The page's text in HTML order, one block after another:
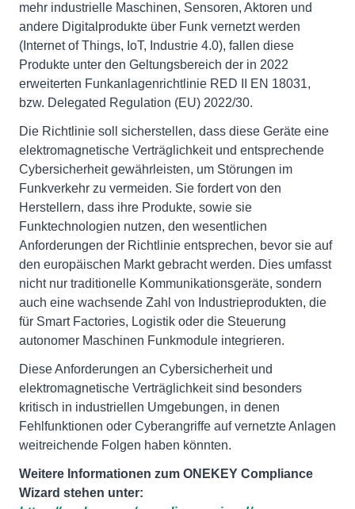
mehr industrielle Maschinen, Sensoren, Aktoren und
andere Digitalprodukte über Funk vernetzt werden
(Internet of Things, IoT, Industrie 4.0), fallen diese
Produkte unter den Geltungsbereich der in 2022
erweiterten Funkanlagenrichtlinie RED II EN 18031,
bzw. Delegated Regulation (EU) 2022/30.
Die Richtlinie soll sicherstellen, dass diese Geräte eine
elektromagnetische Verträglichkeit und entsprechende
Cybersicherheit gewährleisten, um Störungen im
Funkverkehr zu vermeiden. Sie fordert von den
Herstellern, dass ihre Produkte, sowie sie
Funktechnologien nutzen, den wesentlichen
Anforderungen der Richtlinie entsprechen, bevor sie auf
den europäischen Markt gebracht werden. Dies umfasst
nicht nur traditionelle Kommunikationsgeräte, sondern
auch eine wachsende Zahl von Industrieprodukten, die
für Smart Factories, Logistik oder die Steuerung
autonomer Maschinen Funkmodule integrieren.
Diese Anforderungen an Cybersicherheit und
elektromagnetische Verträglichkeit sind besonders
kritisch in industriellen Umgebungen, in denen
Fehlfunktionen oder Cyberangriffe auf vernetzte Anlagen
weitreichende Folgen haben könnten.
Weitere Informationen zum ONEKEY Compliance
Wizard stehen unter: